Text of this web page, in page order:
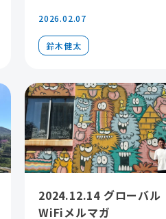
鈴木健太
2026.02.07
2024.12.14 グローバル
WiFiメルマガ